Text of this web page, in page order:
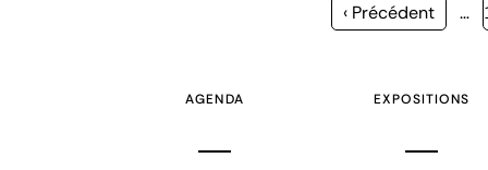
Page
‹ Précédent …
AGENDA EXPOSITIONS